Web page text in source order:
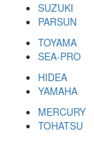
SUZUKI
PARSUN
TOYAMA
SEA-PRO
HIDEA
YAMAHA
MERCURY
TOHATSU